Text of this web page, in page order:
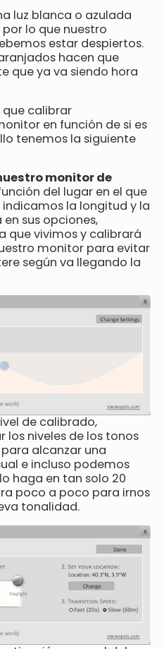
luz blanca o azulada
lo que nuestro
estar despiertos.
hacen que
que ya va siendo hora
que calibrar
en función de si es
tenemos la siguiente
monitor de
del lugar en el que
la longitud y la
sus opciones,
que vivimos y calibrará
monitor para evitar
según va llegando la
de calibrado,
niveles de los tonos
alcanzar una
e incluso podemos
haga en tan solo 20
poco a poco para irnos
tonalidad.